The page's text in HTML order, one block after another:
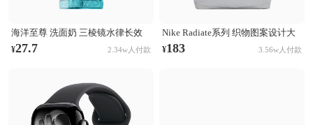
海洋至尊 洗面奶 三棱镜水律长效
控油祛痘洗面奶 清洁黑头毛孔 控
¥27.7 2.34w人付款
Nike Radiate系列 织物图案设计大
容量训练运动双肩包 白彩虹
¥183 3.56w人付款